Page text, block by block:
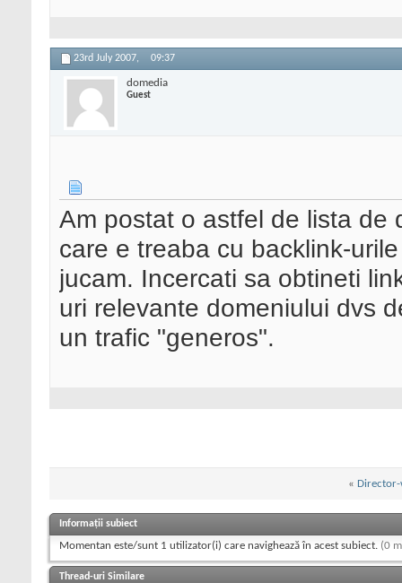
23rd July 2007, 09:37
domedia
Guest
Am postat o astfel de lista de
care e treaba cu backlink-
jucam. Incercati sa obtineti
uri relevante domeniului dvs
un trafic "generos".
«
Informații subiect
Momentan este/sunt 1 utilizator(i) care navighează în acest subiect. (0
Thread-uri Similare